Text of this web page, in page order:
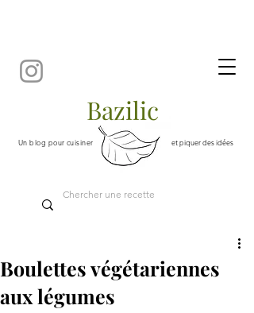
et piquer des idées
Un blog pour cuisiner
Bazilic
Boulettes végétariennes
aux légumes